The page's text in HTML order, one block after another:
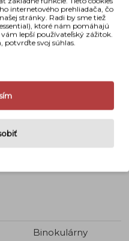
a odolný tubus,
hranoly.
pripevnenie
sledovanie
Binokulárny
internetového prehliadača, čo
stránky. Radi by sme tiež
ktoré nám pomáhajú
lepší používateľský zážitok.
potvrďte svoj súhlas.